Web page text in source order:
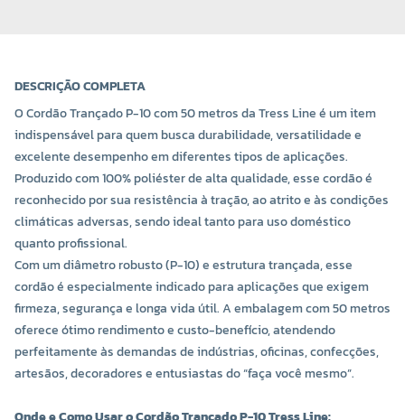
DESCRIÇÃO COMPLETA
O Cordão Trançado P-10 com 50 metros da Tress Line é um item
indispensável para quem busca durabilidade, versatilidade e
excelente desempenho em diferentes tipos de aplicações.
Produzido com 100% poliéster de alta qualidade, esse cordão é
reconhecido por sua resistência à tração, ao atrito e às condições
climáticas adversas, sendo ideal tanto para uso doméstico
quanto profissional.
Com um diâmetro robusto (P-10) e estrutura trançada, esse
cordão é especialmente indicado para aplicações que exigem
firmeza, segurança e longa vida útil. A embalagem com 50 metros
oferece ótimo rendimento e custo-benefício, atendendo
perfeitamente às demandas de indústrias, oficinas, confecções,
artesãos, decoradores e entusiastas do “faça você mesmo”.